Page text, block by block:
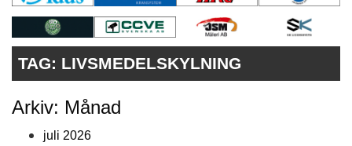
VÅRA ANDRA MAGASIN
PRENUMERERA
ANNONSERA
TAG: LIVSMEDELSKYLNING
Arkiv: Månad
juli 2026